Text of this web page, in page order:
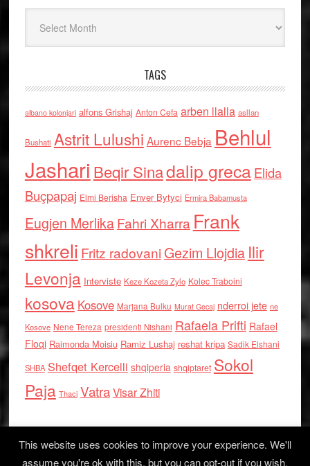
TAGS
albano kolonjari alfons Grishaj Anton Cefa arben llalla asllan
Bushati Astrit Lulushi Aurenc Bebja Behlul
Jashari Beqir Sinadalip grecaElida
Buçpapaj Elmi Berisha Enver Bytyci Ermira Babamusta
Eugjen MerlikaFahri Xharra Frank
shkreli Fritz radovaniGezim Llojdia Ilir
Levonja Interviste Keze Kozeta Zylo Kolec Traboini
kosova Kosove Marjana Bulku Murat Gecaj nderroi jete ne
Kosove Nene Tereza presidenti Nishani Rafaela Prifti Rafael
Floqi Raimonda Moisiu Ramiz Lushaj reshat kripa Sadik Elshani
SHBA Shefqet Kercelli shqiperia shqiptaret Sokol
Paja Thaci VatraVisar Zhiti
This website uses cookies to improve your experience. We'll
assume you're ok with this, but you can opt-out if you wish.